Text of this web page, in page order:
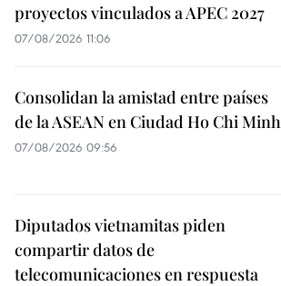
proyectos vinculados a APEC 2027
07/08/2026 11:06
Consolidan la amistad entre países
de la ASEAN en Ciudad Ho Chi Minh
07/08/2026 09:56
Diputados vietnamitas piden
compartir datos de
telecomunicaciones en respuesta